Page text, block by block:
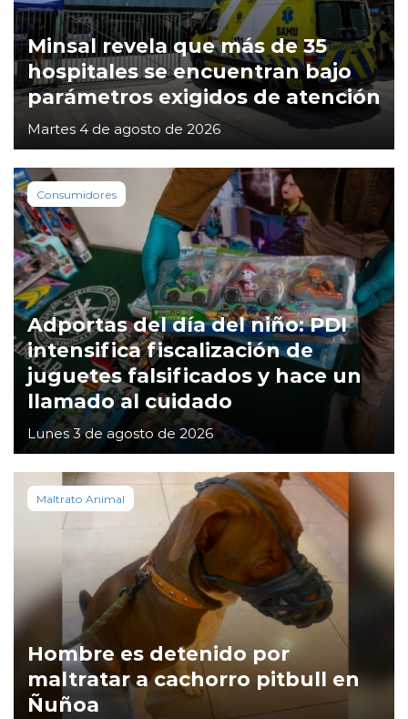
Minsal revela que más de 35
hospitales se encuentran bajo
parámetros exigidos de atención
Martes 4 de agosto de 2026
Consumidores
Adportas del día del niño: PDI
intensifica fiscalización de
juguetes falsificados y hace un
llamado al cuidado
Lunes 3 de agosto de 2026
Maltrato Animal
Hombre es detenido por
maltratar a cachorro pitbull en
Ñuñoa